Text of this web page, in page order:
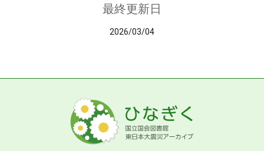
最終更新日
2026/03/04